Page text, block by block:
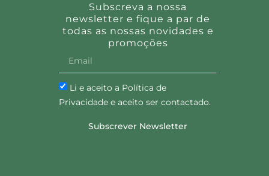
Subscreva a nossa
newsletter e fique a par de
todas as nossas novidades e
promoções
Li e aceito a Política de
Privacidade e aceito ser contactado.
Subscrever Newsletter